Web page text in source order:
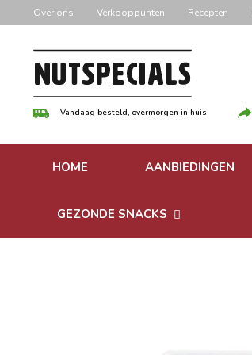
naar
inhoud
Over ons Verkooppunten Recepten
Vandaag besteld, overmorgen in huis
HOME AANBIEDINGEN
GEZONDE SNACKS